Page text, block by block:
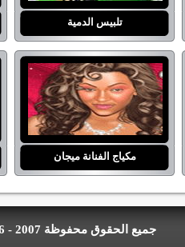
تلبيس الدمية
مكياج الفنانة ميجان
جميع الحقوق محفوظة 2007 - 2026 | العاب بنات جدة دولز